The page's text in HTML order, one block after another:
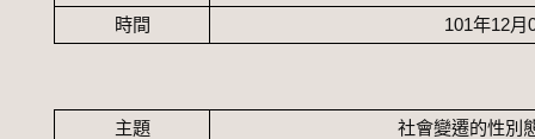
時間
101年12月
主題
社會變遷的性別